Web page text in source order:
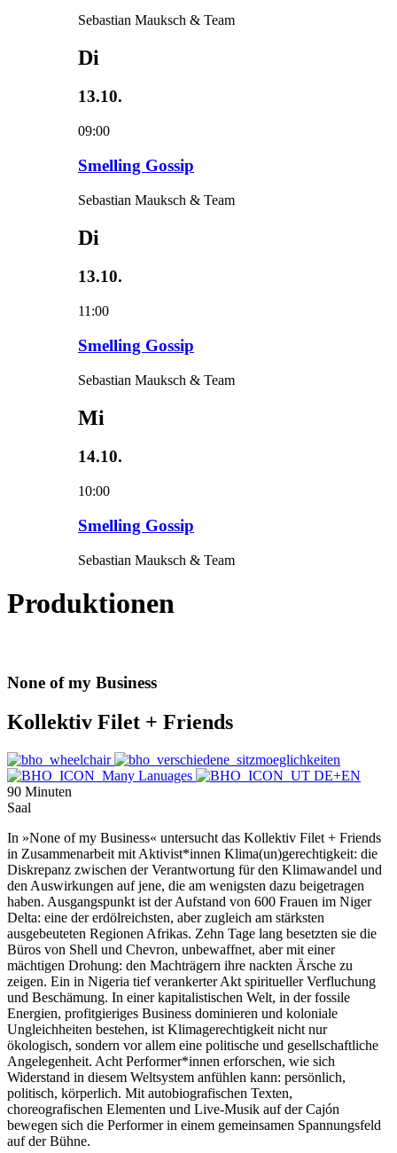
Sebastian Mauksch & Team
Di
13.10.
09:00
Smelling Gossip
Sebastian Mauksch & Team
Di
13.10.
11:00
Smelling Gossip
Sebastian Mauksch & Team
Mi
14.10.
10:00
Smelling Gossip
Sebastian Mauksch & Team
Produktionen
None of my Business
Kollektiv Filet + Friends
90 Minuten
Saal
In »None of my Business« untersucht das Kollektiv Filet + Friends
in Zusammenarbeit mit Aktivist*innen Klima(un)gerechtigkeit: die
Diskrepanz zwischen der Verantwortung für den Klimawandel und
den Auswirkungen auf jene, die am wenigsten dazu beigetragen
haben. Ausgangspunkt ist der Aufstand von 600 Frauen im Niger
Delta: eine der erdölreichsten, aber zugleich am stärksten
ausgebeuteten Regionen Afrikas. Zehn Tage lang besetzten sie die
Büros von Shell und Chevron, unbewaffnet, aber mit einer
mächtigen Drohung: den Machträgern ihre nackten Ärsche zu
zeigen. Ein in Nigeria tief verankerter Akt spiritueller Verfluchung
und Beschämung. In einer kapitalistischen Welt, in der fossile
Energien, profitgieriges Business dominieren und koloniale
Ungleichheiten bestehen, ist Klimagerechtigkeit nicht nur
ökologisch, sondern vor allem eine politische und gesellschaftliche
Angelegenheit. Acht Performer*innen erforschen, wie sich
Widerstand in diesem Weltsystem anfühlen kann: persönlich,
politisch, körperlich. Mit autobiografischen Texten,
choreografischen Elementen und Live-Musik auf der Cajón
bewegen sich die Performer in einem gemeinsamen Spannungsfeld
auf der Bühne.